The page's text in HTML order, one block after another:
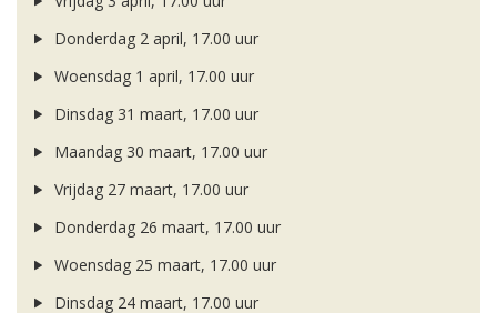
Donderdag 2 april, 17.00 uur
Woensdag 1 april, 17.00 uur
Dinsdag 31 maart, 17.00 uur
Maandag 30 maart, 17.00 uur
Vrijdag 27 maart, 17.00 uur
Donderdag 26 maart, 17.00 uur
Woensdag 25 maart, 17.00 uur
Dinsdag 24 maart, 17.00 uur